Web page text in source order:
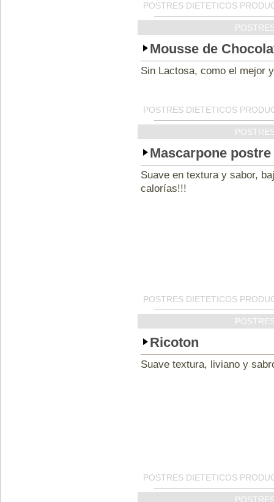
POSTRES DIETETICOS
Mousse de
Sin Lactosa, como el mejor
POSTRES DIETETICOS
Mascarpone
Suave en textura y sabor,
calorías!!!
POSTRES DIETETICOS
Ricoton
Suave textura, liviano y
POSTRES DIETETICOS